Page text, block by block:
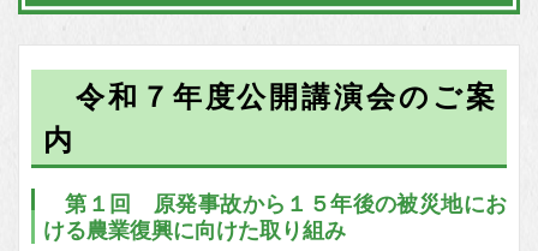
令和７ 年度公開講演会のご案
内
第１回 原発事故から１５年後の被災地にお
ける農業復興に向けた取り組み